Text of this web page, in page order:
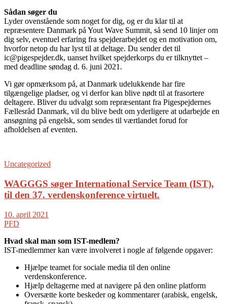
Sådan søger du
Lyder ovenstående som noget for dig, og er du klar til at
repræsentere Danmark på Yout Wave Summit, så send 10 linjer om
dig selv, eventuel erfaring fra spejderarbejdet og en motivation om,
hvorfor netop du har lyst til at deltage. Du sender det til
ic@pigespejder.dk, uanset hvilket spejderkorps du er tilknyttet –
med deadline søndag d. 6. juni 2021.
Vi gør opmærksom på, at Danmark udelukkende har fire
tilgængelige pladser, og vi derfor kan blive nødt til at frasortere
deltagere. Bliver du udvalgt som repræsentant fra Pigespejdernes
Fællesråd Danmark, vil du blive bedt om yderligere at udarbejde en
ansøgning på engelsk, som sendes til værtlandet forud for
afholdelsen af eventen.
Uncategorized
WAGGGS søger International Service Team (IST),
til den 37. verdenskonference virtuelt.
10. april 2021
PFD
Hvad skal man som IST-medlem?
IST-medlemmer kan være involveret i nogle af følgende opgaver:
Hjælpe teamet for sociale media til den online
verdenskonference.
Hjælp deltagerne med at navigere på den online platform
Oversætte korte beskeder og kommentarer (arabisk, engelsk,